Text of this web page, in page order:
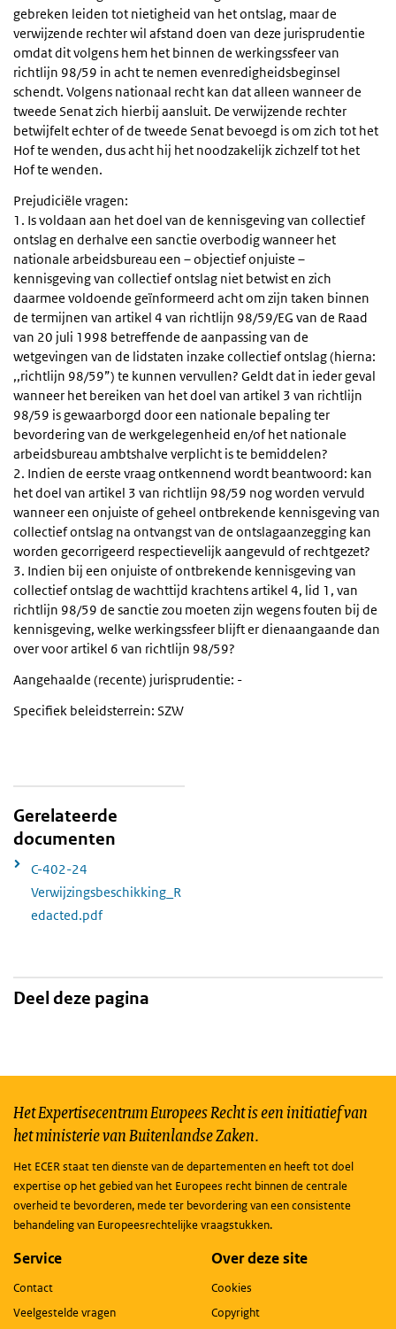
gebreken leiden tot nietigheid van het ontslag, maar de
verwijzende rechter wil afstand doen van deze jurisprudentie
omdat dit volgens hem het binnen de werkingssfeer van
richtlijn 98/59 in acht te nemen evenredigheidsbeginsel
schendt. Volgens nationaal recht kan dat alleen wanneer de
tweede Senat zich hierbij aansluit. De verwijzende rechter
betwijfelt echter of de tweede Senat bevoegd is om zich tot het
Hof te wenden, dus acht hij het noodzakelijk zichzelf tot het
Hof te wenden.
Prejudiciële vragen:
1. Is voldaan aan het doel van de kennisgeving van collectief
ontslag en derhalve een sanctie overbodig wanneer het
nationale arbeidsbureau een – objectief onjuiste –
kennisgeving van collectief ontslag niet betwist en zich
daarmee voldoende geïnformeerd acht om zijn taken binnen
de termijnen van artikel 4 van richtlijn 98/59/EG van de Raad
van 20 juli 1998 betreffende de aanpassing van de
wetgevingen van de lidstaten inzake collectief ontslag (hierna:
,,richtlijn 98/59”) te kunnen vervullen? Geldt dat in ieder geval
wanneer het bereiken van het doel van artikel 3 van richtlijn
98/59 is gewaarborgd door een nationale bepaling ter
bevordering van de werkgelegenheid en/of het nationale
arbeidsbureau ambtshalve verplicht is te bemiddelen?
2. Indien de eerste vraag ontkennend wordt beantwoord: kan
het doel van artikel 3 van richtlijn 98/59 nog worden vervuld
wanneer een onjuiste of geheel ontbrekende kennisgeving van
collectief ontslag na ontvangst van de ontslagaanzegging kan
worden gecorrigeerd respectievelijk aangevuld of rechtgezet?
3. Indien bij een onjuiste of ontbrekende kennisgeving van
collectief ontslag de wachttijd krachtens artikel 4, lid 1, van
richtlijn 98/59 de sanctie zou moeten zijn wegens fouten bij de
kennisgeving, welke werkingssfeer blijft er dienaangaande dan
over voor artikel 6 van richtlijn 98/59?
Aangehaalde (recente) jurisprudentie: -
Specifiek beleidsterrein: SZW
Gerelateerde
documenten
C-402-24
Verwijzingsbeschikking_R
edacted.pdf
Deel deze pagina
Het Expertisecentrum Europees Recht is een initiatief van
het ministerie van Buitenlandse Zaken.
Het ECER staat ten dienste van de departementen en heeft tot doel
expertise op het gebied van het Europees recht binnen de centrale
overheid te bevorderen, mede ter bevordering van een consistente
behandeling van Europeesrechtelijke vraagstukken.
Service
Contact
Veelgestelde vragen
Over deze site
Cookies
Copyright